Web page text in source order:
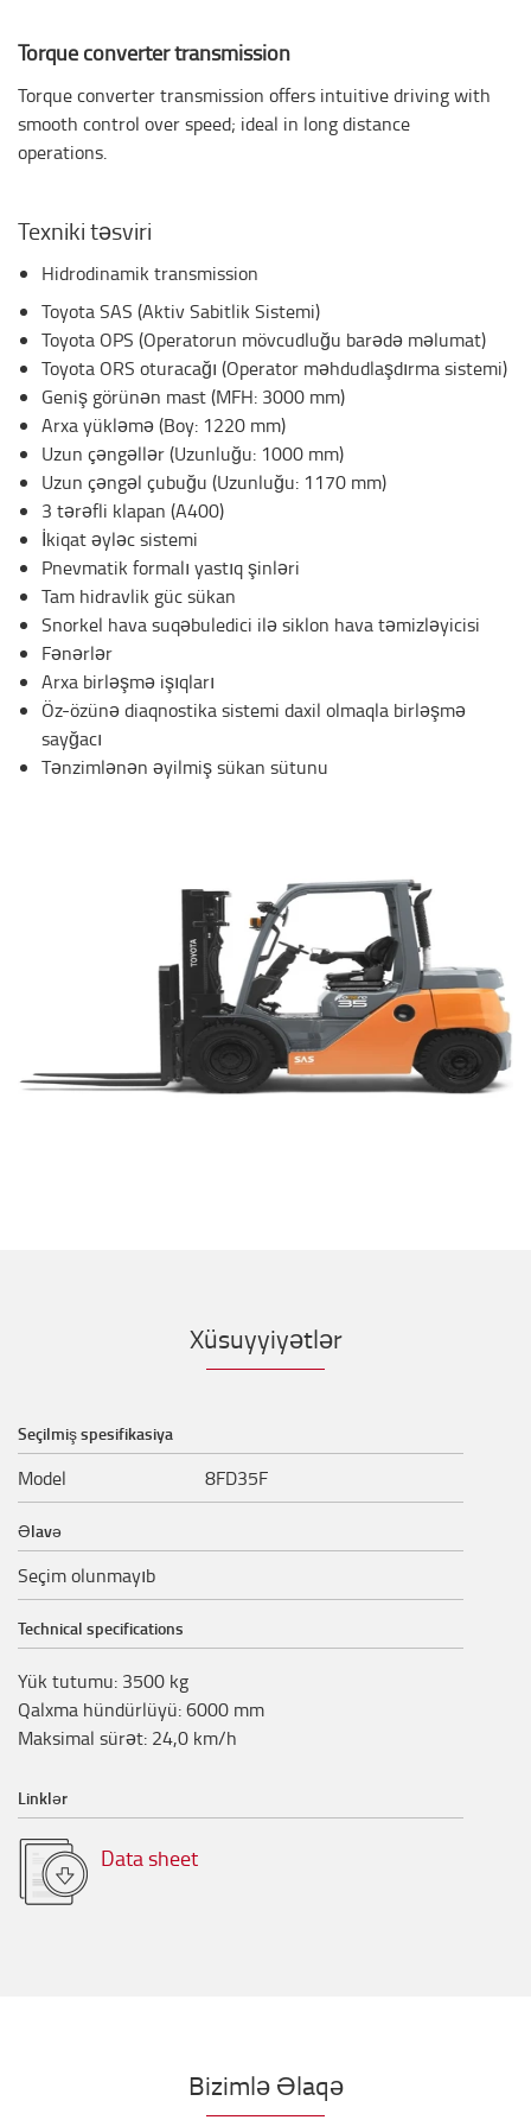
Torque converter transmission
Torque converter transmission offers intuitive driving with
smooth control over speed; ideal in long distance
operations.
Texniki təsviri
Hidrodinamik transmission
Toyota SAS (Aktiv Sabitlik Sistemi)
Toyota OPS (Operatorun mövcudluğu barədə məlumat)
Toyota ORS oturacağı (Operator məhdudlaşdırma sistemi)
Geniş görünən mast (MFH: 3000 mm)
Arxa yükləmə (Boy: 1220 mm)
Uzun çəngəllər (Uzunluğu: 1000 mm)
Uzun çəngəl çubuğu (Uzunluğu: 1170 mm)
3 tərəfli klapan (A400)
İkiqat əyləc sistemi
Pnevmatik formalı yastıq şinləri
Tam hidravlik güc sükan
Snorkel hava suqəbuledici ilə siklon hava təmizləyicisi
Fənərlər
Arxa birləşmə işıqları
Öz-özünə diaqnostika sistemi daxil olmaqla birləşmə
sayğacı
Tənzimlənən əyilmiş sükan sütunu
Xüsuyyiyətlər
Seçilmiş spesifikasiya
Model 8FD35F
Əlavə
Seçim olunmayıb
Technical specifications
Yük tutumu: 3500 kg
Qalxma hündürlüyü:6000 mm
Maksimal sürət: 24,0 km/h
Linklər
Data sheet
Bizimlə Əlaqə